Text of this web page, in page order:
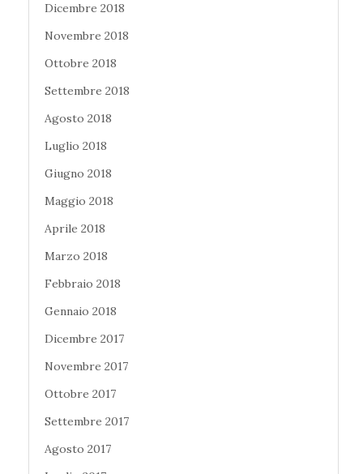
Dicembre 2018
Novembre 2018
Ottobre 2018
Settembre 2018
Agosto 2018
Luglio 2018
Giugno 2018
Maggio 2018
Aprile 2018
Marzo 2018
Febbraio 2018
Gennaio 2018
Dicembre 2017
Novembre 2017
Ottobre 2017
Settembre 2017
Agosto 2017